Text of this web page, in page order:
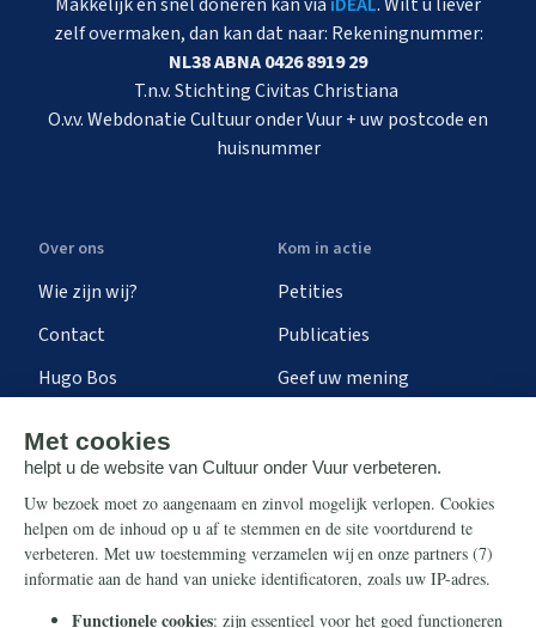
zelf overmaken, dan kan dat naar: Rekeningnummer:
NL38 ABNA 0426 8919 29
T.n.v. Stichting Civitas Christiana
O.v.v. Webdonatie Cultuur onder Vuur + uw postcode en
huisnummer
Over ons
Wie zijn wij?
Contact
Hugo Bos
Kom in actie
Petities
Publicaties
Geef uw mening
Steun ons
Nieuwsbrief
Eenmalig
Info
Contact
Ontvang onze Telegram-
berichten